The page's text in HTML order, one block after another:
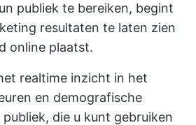
publiek te bereiken, begint
resultaten te laten zien
online plaatst.
realtime inzicht in het
en demografische
die u kunt gebruiken